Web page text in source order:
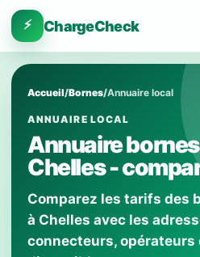
⚡ ChargeCheck
Accueil/Bornes/Annuaire local
ANNUAIRE LOCAL
Annuaire
Chelles -
Comparez les tarifs des
à Chelles avec les
connecteurs, opérateurs